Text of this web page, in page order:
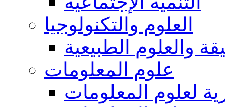
العلوم والتكنولوجيا
والعلوم الطبيعية
علوم المعلومات
لعلوم المعلومات